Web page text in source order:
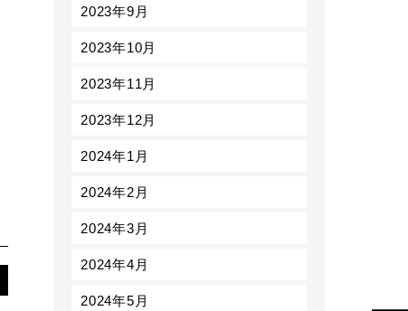
2023年9月
2023年10月
2023年11月
2023年12月
2024年1月
2024年2月
2024年3月
2024年4月
2024年5月